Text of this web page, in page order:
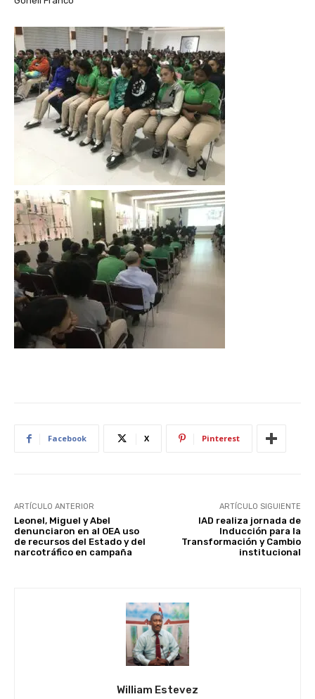
Facebook X Pinterest
ARTÍCULO ANTERIOR
Leonel, Miguel y Abel
denunciaron en al OEA uso
de recursos del Estado y del
narcotráfico en campaña
ARTÍCULO SIGUIENTE
IAD realiza jornada de
Inducción para la
Transformación y Cambio
institucional
William Estevez